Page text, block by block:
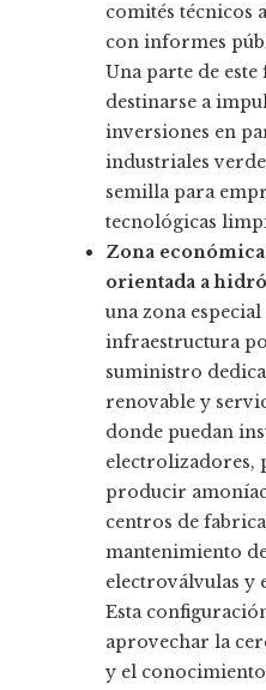
comités técnicos
con informes
Una parte de
destinarse a
inversiones en
industriales
semilla para
tecnológicas
Zona
orientada a
una zona
infraestructura
suministro
renovable y
donde puedan
electrolizadores,
producir
centros de
mantenimiento
electroválvulas y
Esta
aprovechar la
y el